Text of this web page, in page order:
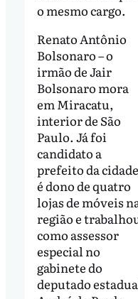
o mesmo cargo.
Renato Antônio
Bolsonaro – o
irmão de Jair
Bolsonaro mora
em Miracatu,
interior de São
Paulo. Já foi
candidato a
prefeito da
é dono de quatro
lojas de móveis
região e
como assessor
especial no
gabinete do
deputado